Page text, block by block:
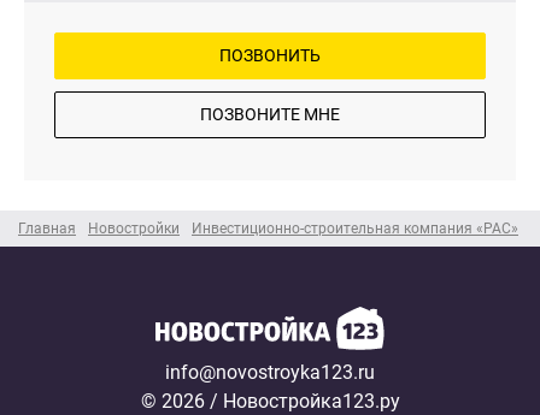
Главная Новостройки Инвестиционно-строительная компания «РАС»
ПОЗВОНИТЬ
ПОЗВОНИТЕ МНЕ
info@novostroyka123.ru
© 2026 / Новостройка123.ру